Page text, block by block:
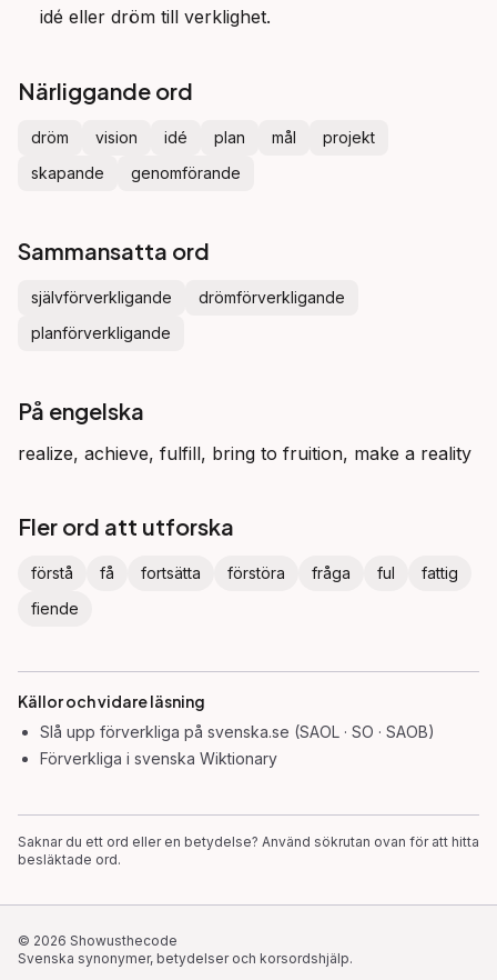
idé eller dröm till verklighet.
Närliggande ord
dröm vision idé plan mål
projekt
skapande
genomförande
Sammansatta ord
självförverkligande
drömförverkligande
planförverkligande
På engelska
realize, achieve, fulfill, bring to fruition, make a reality
Fler ord att utforska
förstå få fortsätta förstöra fråga ful
fattig
fiende
Källor och vidare läsning
Slå upp förverkliga på svenska.se (SAOL · SO · SAOB)
Förverkliga i svenska Wiktionary
Saknar du ett ord eller en betydelse? Använd sökrutan ovan för att hitta
besläktade ord.
© 2026 Showusthecode
Svenska synonymer, betydelser och korsordshjälp.